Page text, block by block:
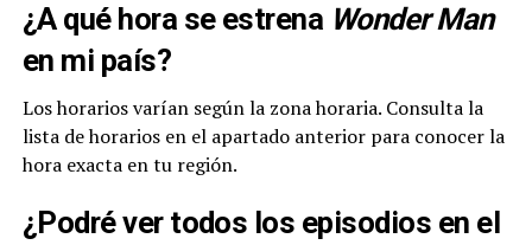
¿A qué hora se estrena Wonder Man
en mi país?
Los horarios varían según la zona horaria. Consulta la
lista de horarios en el apartado anterior para conocer la
hora exacta en tu región.
¿Podré ver todos los episodios en el